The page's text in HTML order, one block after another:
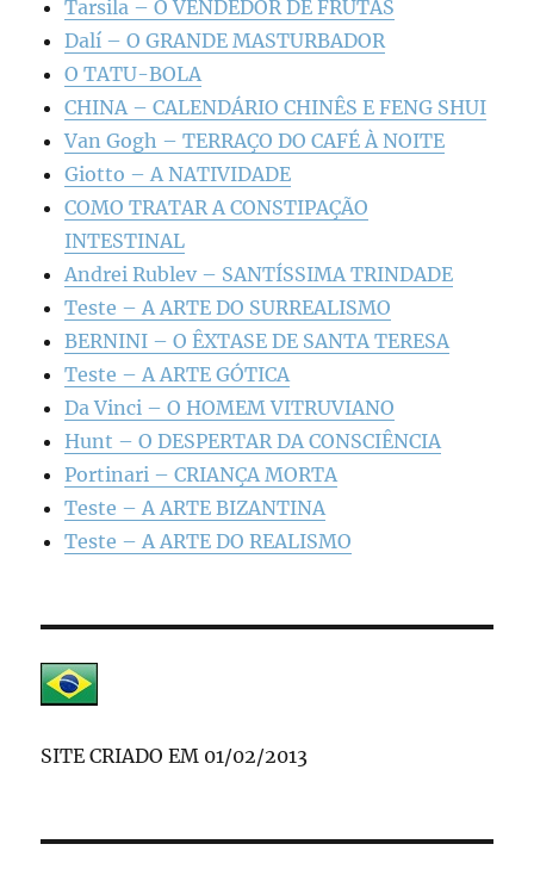
Tarsila – O VENDEDOR DE FRUTAS
Dalí – O GRANDE MASTURBADOR
O TATU-BOLA
CHINA – CALENDÁRIO CHINÊS E FENG SHUI
Van Gogh – TERRAÇO DO CAFÉ À NOITE
Giotto – A NATIVIDADE
COMO TRATAR A CONSTIPAÇÃO
INTESTINAL
Andrei Rublev – SANTÍSSIMA TRINDADE
Teste – A ARTE DO SURREALISMO
BERNINI – O ÊXTASE DE SANTA TERESA
Teste – A ARTE GÓTICA
Da Vinci – O HOMEM VITRUVIANO
Hunt – O DESPERTAR DA CONSCIÊNCIA
Portinari – CRIANÇA MORTA
Teste – A ARTE BIZANTINA
Teste – A ARTE DO REALISMO
SITE CRIADO EM 01/02/2013